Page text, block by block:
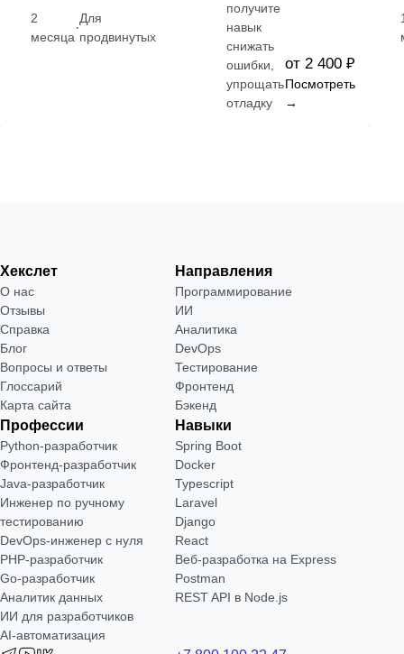
2
месяца
·
Для
продвинутых
получите
навык
снижать
ошибки,
упрощать
отладку
от 2 400 ₽
Посмотреть
→
Хекслет
О нас
Отзывы
Справка
Блог
Вопросы и ответы
Глоссарий
Карта сайта
Направления
Программирование
ИИ
Аналитика
DevOps
Тестирование
Фронтенд
Бэкенд
Профессии
Python-разработчик
Фронтенд-разработчик
Java-разработчик
Инженер по ручному
тестированию
DevOps-инженер с нуля
РНР-разработчик
Go-разработчик
Аналитик данных
ИИ для разработчиков
AI-автоматизация
Навыки
Spring Boot
Docker
Typescript
Laravel
Django
React
Веб-разработка на Express
Postman
REST API в Node.js